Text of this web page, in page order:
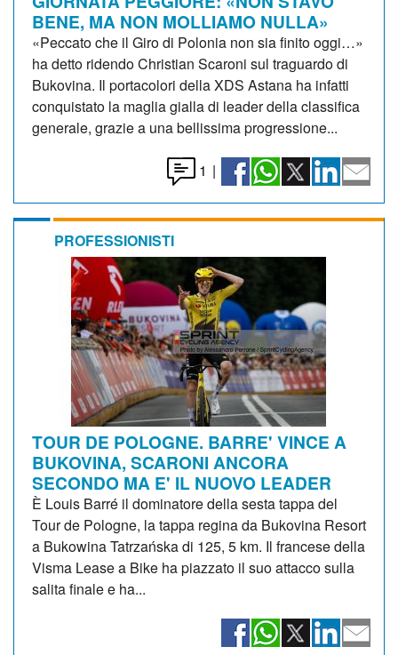
BENE, MA NON MOLLIAMO NULLA»
«Peccato che il Giro di Polonia non sia finito oggi…»
ha detto ridendo Christian Scaroni sul traguardo di
Bukovina. Il portacolori della XDS Astana ha infatti
conquistato la maglia gialla di leader della classifica
generale, grazie a una bellissima progressione...
1 |
PROFESSIONISTI
TOUR DE POLOGNE. BARRE' VINCE A
BUKOVINA, SCARONI ANCORA
SECONDO MA E' IL NUOVO LEADER
È Louis Barré il dominatore della sesta tappa del
Tour de Pologne, la tappa regina da Bukovina Resort
a Bukowina Tatrzańska di 125, 5 km. Il francese della
Visma Lease a Bike ha piazzato il suo attacco sulla
salita finale e ha...